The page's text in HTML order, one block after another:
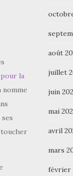
la
toucher
août
juillet
juin
mai
avril
mars
février